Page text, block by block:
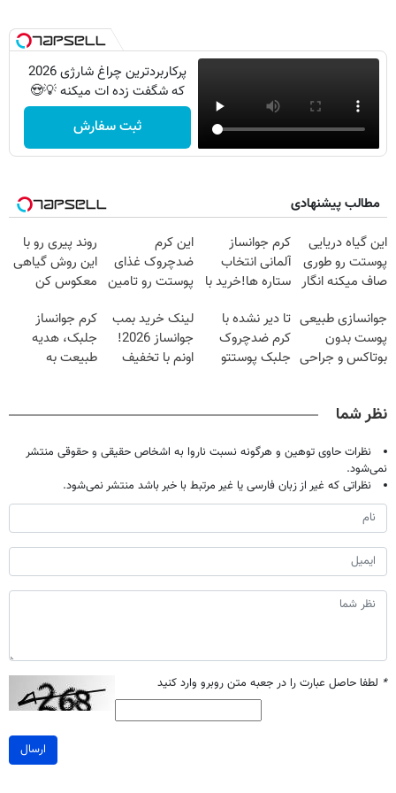
پرکاربردترین چراغ شارژی 2026
که شگفت زده ات میکنه 💡😍
ثبت سفارش
مطالب پیشنهادی
این گیاه دریایی
پوستت رو طوری
صاف میکنه انگار
شدی🔥
کرم جوانساز
آلمانی انتخاب
ستاره ها!خرید با
این کرم
ضدچروک غذای
پوستت رو تامین
40%تخفیف)
روند پیری رو با
این روش گیاهی
معکوس کن
جوانسازی طبیعی
پوست بدون
بوتاکس و جراحی
تا دیر نشده با
کرم ضدچروک
جلبک پوستتو
لینک خرید بمب
جوانساز 2026!
اونم با تخفیف
کرم جوانساز
جلبک، هدیه
طبیعت به
نظر شما
نظرات حاوی توهین و هرگونه نسبت ناروا به اشخاص حقیقی و حقوقی منتشر
نمی‌شود.
نظراتی که غیر از زبان فارسی یا غیر مرتبط با خبر باشد منتشر نمی‌شود.
* لطفا حاصل عبارت را در جعبه متن روبرو وارد کنید
ارسال